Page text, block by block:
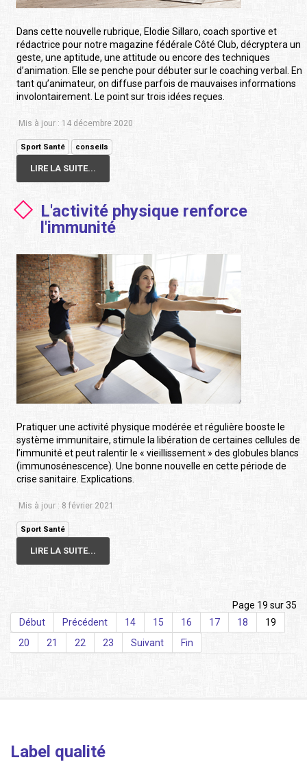
Dans cette nouvelle rubrique, Elodie Sillaro, coach sportive et
rédactrice pour notre magazine fédérale Côté Club, décryptera un
geste, une aptitude, une attitude ou encore des techniques
d’animation. Elle se penche pour débuter sur le coaching verbal. En
tant qu’animateur, on diffuse parfois de mauvaises informations
involontairement. Le point sur trois idées reçues.
Mis à jour : 14 décembre 2020
Sport Santé conseils
LIRE LA SUITE...
L'activité physique renforce
l'immunité
Pratiquer une activité physique modérée et régulière booste le
système immunitaire, stimule la libération de certaines cellules de
l’immunité et peut ralentir le « vieillissement » des globules blancs
(immunosénescence). Une bonne nouvelle en cette période de
crise sanitaire. Explications.
Mis à jour : 8 février 2021
Sport Santé
LIRE LA SUITE...
Page 19 sur 35
Début
Précédent 14 15 16 17 18
19
20
21 22 23 Suivant Fin
Label qualité